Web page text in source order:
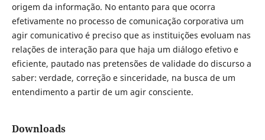
origem da informação. No entanto para que ocorra
efetivamente no processo de comunicação corporativa um
agir comunicativo é preciso que as instituições evoluam nas
relações de interação para que haja um diálogo efetivo e
eficiente, pautado nas pretensões de validade do discurso a
saber: verdade, correção e sinceridade, na busca de um
entendimento a partir de um agir consciente.
Downloads